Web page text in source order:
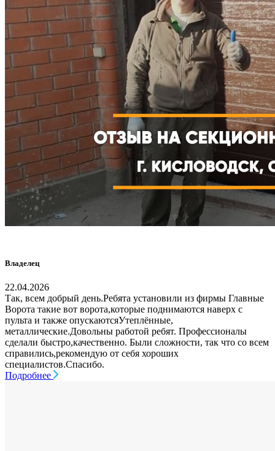
Владелец
22.04.2026
Так, всем добрый день.Ребята установили из фирмы Главные
Ворота такие вот ворота,которые поднимаются наверх с
пульта и также опускаютсяУтеплённые,
металлические.Довольны работой ребят. Профессионалы
сделали быстро,качественно. Были сложности, так что со всем
справились,рекомендую от себя хороших
специалистов.Спасибо.
Подробнее